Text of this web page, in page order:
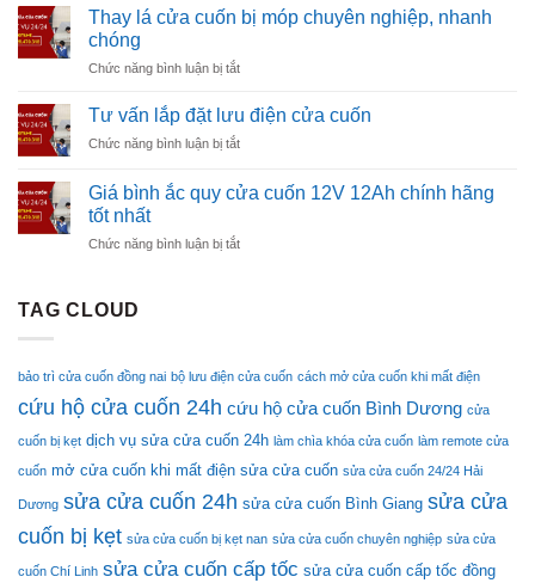
thuật
an
tuyệt
cửa
cuốn
gió
bung
ray
Kỹ
Vinh
Thay lá cửa cuốn bị móp chuyên nghiệp, nhanh
chóng
Chức năng bình luận bị tắtở
cuốn
móp
nhanh
Tư vấn lắp đặt lưu điện cửa cuốn
Chức năng bình luận bị tắtở
vấn
lắp
lưu
Giá bình ắc quy cửa cuốn 12V 12Ah chính hãng
tốt nhất
Chức năng bình luận bị tắtở
12V
12Ah
hãng
tốt
TAG CLOUD
bảo trì cửa cuốn đồng nai bộ lưu điện cửa cuốn cách mở cửa cuốn khi mất điện
cứu hộ cửa cuốn 24h cứu hộ cửa cuốn Bình Dương cửa
cuốn bị kẹt dịch vụ sửa cửa cuốn 24h làm chìa khóa cửa cuốn làm remote cửa
cuốn mở cửa cuốn khi mất điện sửa cửa cuốn sửa cửa cuốn 24/24 Hải
Dương sửa cửa cuốn 24h sửa cửa cuốn Bình Giang sửa cửa
cuốn bị kẹt sửa cửa cuốn bị kẹt nan sửa cửa cuốn chuyên nghiệp sửa cửa
cuốn Chí Linh sửa cửa cuốn cấp tốc sửa cửa cuốn cấp tốc đồng